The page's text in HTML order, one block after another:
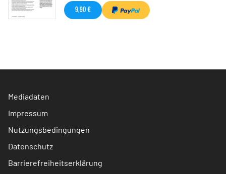
9,90 €
Mediadaten
Impressum
Nutzungsbedingungen
Datenschutz
Barrierefreiheitserklärung